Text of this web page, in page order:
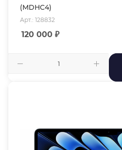
(MDHC4)
Арт.: 128832
120 000 ₽